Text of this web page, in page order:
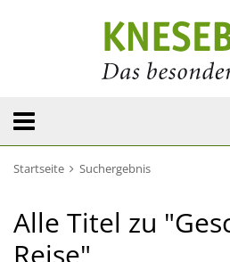
Startseite Suchergebnis
Alle Titel zu
Reise"